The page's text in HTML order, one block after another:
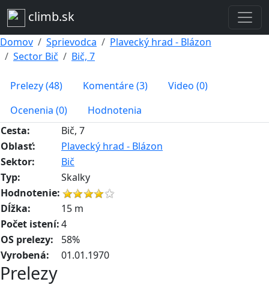
climb.sk
Domov Sprievodca
Plavecký hrad - Blázon
Sector Bič
Bič, 7
Prelezy (48) Komentáre (3)
Video (0)
Ocenenia (0)
Hodnotenia
Cesta:
Bič, 7
Oblasť:
Plavecký hrad - Blázon
Sektor:
Bič
Typ:
Skalky
Hodnotenie:
Dĺžka:
15 m
Počet istení:4
OS prelezy:
58%
Vyrobená:
01.01.1970
Prelezy